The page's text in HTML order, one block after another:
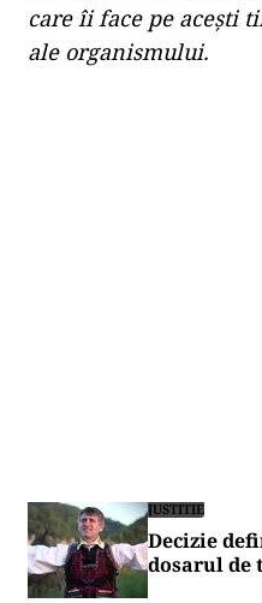
care îi face pe acești
ale organismului.
JUSTITIE
Decizie
dosarul de